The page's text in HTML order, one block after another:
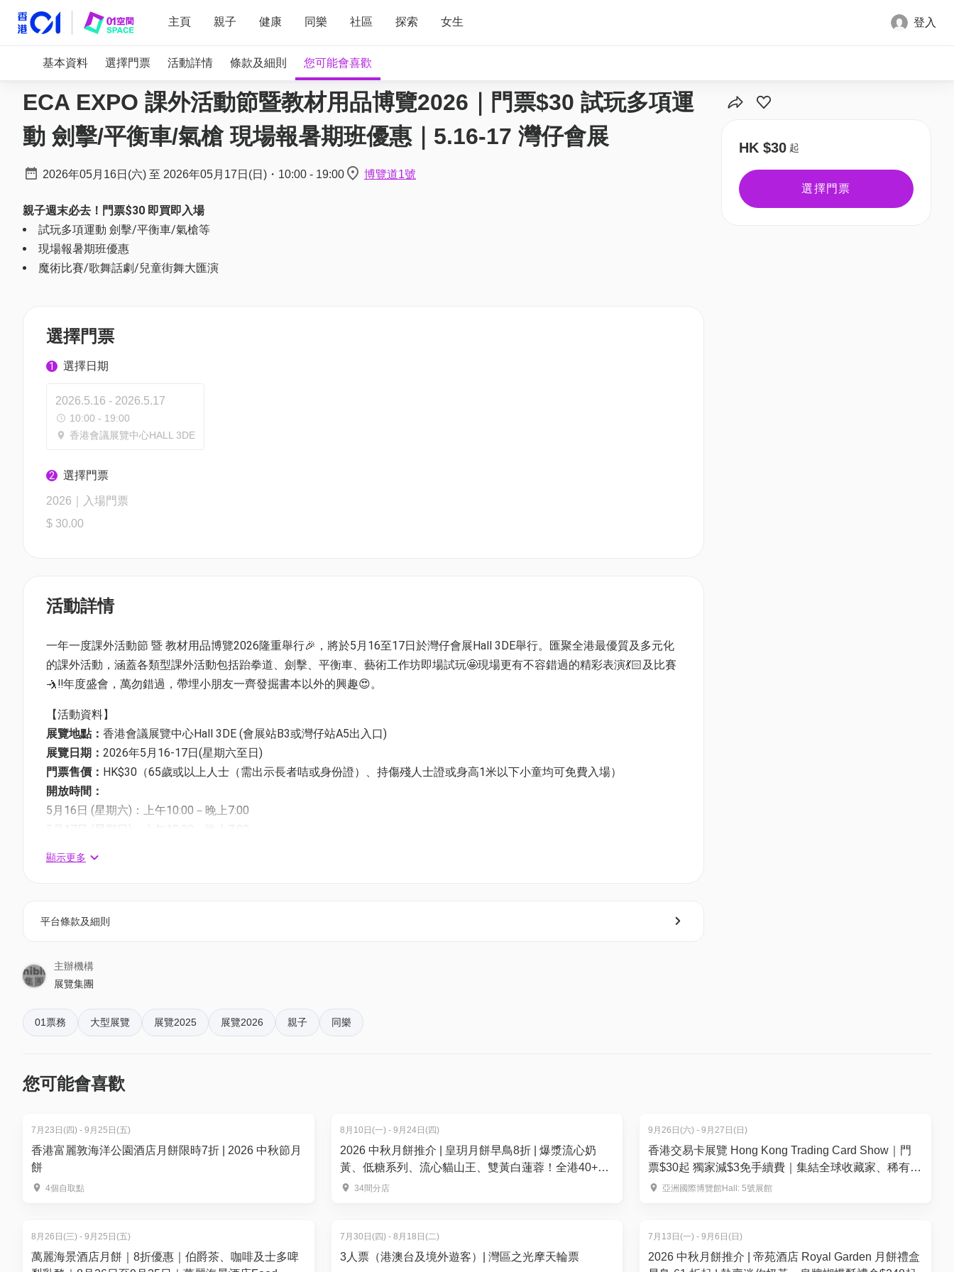
登入
主頁 親子 健康 同樂 社區 探索 女生
基本資料 選擇門票 活動詳情 條款及細則 您可能會喜歡
ECA EXPO 課外活動節暨教材用品博覽2026｜門票$30 試玩多項運
動 劍擊/平衡車/氣槍 現場報暑期班優惠｜5.16-17 灣仔會展
2026年05月16日(六) 至 2026年05月17日(日) ・ 10:00 - 19:00 博覽道1號
親子週末必去！門票$30 即買即入場
試玩多項運動 劍擊/平衡車/氣槍等
現場報暑期班優惠
魔術比賽/歌舞話劇/兒童街舞大匯演
選擇門票
1 選擇日期
2026.5.16 - 2026.5.17
10:00 - 19:00
香港會議展覽中心HALL 3DE
2 選擇門票
2026｜入場門票
$ 30.00
活動詳情
一年一度課外活動節 暨 教材用品博覽2026隆重舉行🎉，將於5月16至17日於灣仔會展Hall 3DE舉行。匯聚全港最優質及多元化
的課外活動，涵蓋各類型課外活動包括跆拳道、劍擊、平衡車、藝術工作坊即場試玩🤩現場更有不容錯過的精彩表演💃🏻及比賽
🤺‼️年度盛會，萬勿錯過，帶埋小朋友一齊發掘書本以外的興趣😍。
【活動資料】
展覽地點： 香港會議展覽中心Hall 3DE (會展站B3或灣仔站A5出入口)
展覽日期： 2026年5月16-17日(星期六至日)
門票售價： HK$30（65歲或以上人士（需出示長者咭或身份證）、持傷殘人士證或身高1米以下小童均可免費入場）
開放時間：
5月16日 (星期六)：上午10:00－晚上7:00
5月17日 (星期日)：上午10:00－晚上7:00
者與學生共學共成長的平台——讓我們在體驗中真誠對話，在互動中彼此學習，攜手發掘並成就每個孩子的獨特潛能，守護他們
【場內活動及資訊】
💥明全港魔術菁英公開賽暨全港小學魔術邀請賽🪄
💥歌舞話劇舞台表演
💥平衡車體驗
💥多項運動體驗氣槍🏹劍擊🤺 無人機🛩️跆拳道🥋等等
Official Website:
https://exhibitiongroup.com.hk/exhibitions/eca2026
Facebook:https://www.facebook.com/ecaexpo
YouTube:
1. 所有入場人士必須持有有效入場劵。
2. 所有入場劵不能退換現金。
顯示更多
平台條款及細則
主辦機構
展覽集團
01票務 大型展覽 展覽2025 展覽2026 親子 同樂
HK $30 起
選擇門票
您可能會喜歡
7月23日(四) - 9月25日(五)
香港富麗敦海洋公園酒店月餅限時7折 | 2026 中秋節月
餅
4個自取點
8月10日(一) - 9月24日(四)
2026 中秋月餅推介 | 皇玥月餅早鳥8折 | 爆漿流心奶
黃、低糖系列、流心貓山王、雙黃白蓮蓉！全港40+換
領點34間分店
9月26日(六) - 9月27日(日)
香港交易卡展覽 Hong Kong Trading Card Show｜門
票$30起 獨家減$3免手續費｜集結全球收藏家、稀有卡
150+攤位— 運動卡、寶可夢、集換式卡牌遊戲、航海
亞洲國際博覽館Hall: 5號展館
8月26日(三) - 9月25日(五)
萬麗海景酒店月餅｜8折優惠｜伯爵茶、咖啡及士多啤
7月30日(四) - 8月18日(二)
3人票（港澳台及境外遊客）| 灣區之光摩天輪票
7月13日(一) - 9月6日(日)
2026 中秋月餅推介 | 帝苑酒店 Royal Garden 月餅禮盒